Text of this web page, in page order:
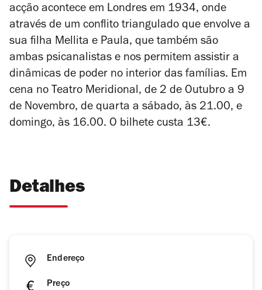
acção acontece em Londres em 1934, onde
através de um conflito triangulado que envolve a
sua filha Mellita e Paula, que também são
ambas psicanalistas e nos permitem assistir a
dinâmicas de poder no interior das famílias. Em
cena no Teatro Meridional, de 2 de Outubro a 9
de Novembro, de quarta a sábado, às 21.00, e
domingo, às 16.00. O bilhete custa 13€.
Detalhes
Endereço
Preço